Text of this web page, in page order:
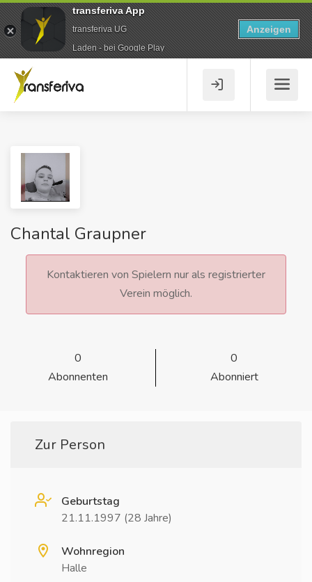
Chantal Graupner
Kontaktieren von Spielern nur als registrierter
Verein möglich.
0
Abonnenten
0
Abonniert
Zur Person
Geburtstag
21.11.1997 (28 Jahre)
Wohnregion
Halle
transferiva App
transferiva UG
Laden - bei Google Play
Anzeigen